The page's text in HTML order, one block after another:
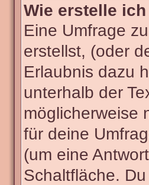
Wie erstelle
Eine Umfrage
erstellst, (oder
Erlaubnis dazu
unterhalb der
möglicherweise
für deine
(um eine
Schaltfläche.